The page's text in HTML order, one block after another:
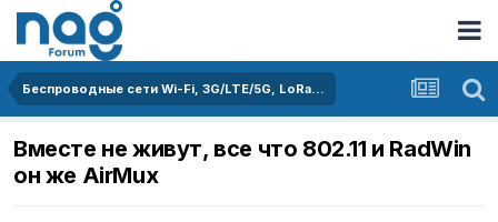
Беспроводные сети Wi-Fi, 3G/LTE/5G, LoRa...
Вместе не живут, все что 802.11 и RadWin
он же AirMux